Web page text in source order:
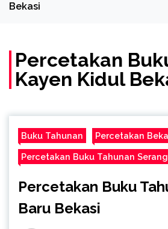
Bekasi
Percetakan
Kayen Kidul
Buku Tahunan Percetakan
Percetakan Buku Tahunan
Percetakan Buku
Baru Bekasi